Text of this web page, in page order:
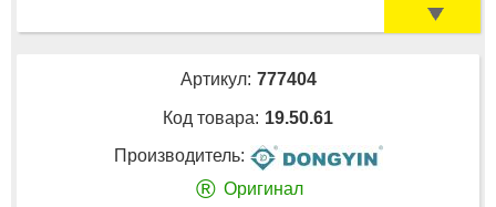
Артикул: 777404
Код товара: 19.50.61
Производитель:
® Оригинал